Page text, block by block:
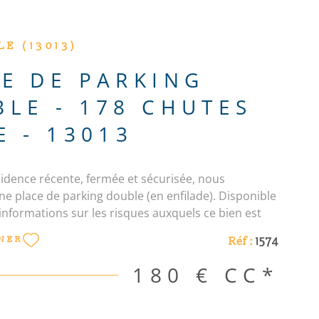
(13013)
DE PARKING
- 178 CHUTES
- 13013
récente, fermée et sécurisée, nous
place de parking double (en enfilade). Disponible
sur les risques auxquels ce bien est
sur le site Géorisques : www.
fr Les informations sur les risques auxquels ce
Réf : 1574
180 € CC*